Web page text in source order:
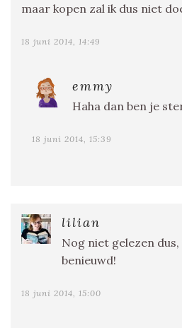
maar kopen zal ik dus niet
18 juni 2014, 14:49
emmy
Haha dan ben je
18 juni 2014, 15:39
lilian
Nog niet gelezen
benieuwd!
18 juni 2014, 15:00